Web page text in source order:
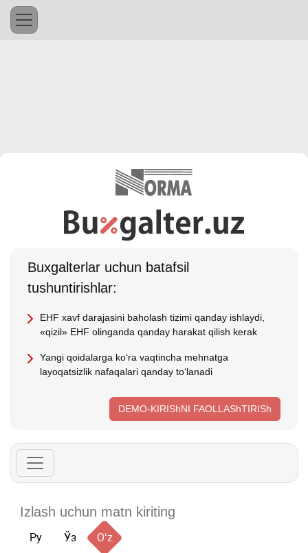
Buхgalterlar uchun batafsil
tushuntirishlar:
EHF хavf darajasini baholash tizimi qanday ishlaydi,
«qizil» EHF olinganda qanday harakat qilish kerak
Yangi qoidalarga koʻra vaqtincha mehnatga
layoqatsizlik nafaqalari qanday toʻlanadi
DEMO-KIRIShNI FAOLLAShTIRISh
Ру Ўз Oʻz